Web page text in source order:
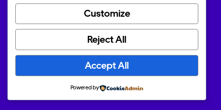
Simulateur crédit auto
Customize
Reject All
Accept All
Powered by